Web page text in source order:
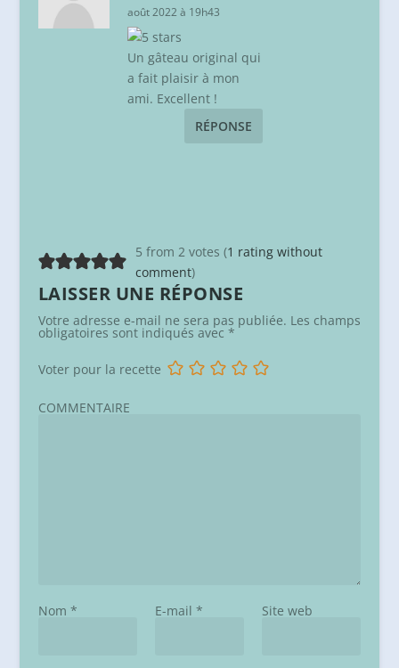
août 2022 à 19h43
Un gâteau original qui
a fait plaisir à mon
ami. Excellent !
RÉPONSE
5 from 2 votes (1 rating without
comment)
LAISSER UNE RÉPONSE
Votre adresse e-mail ne sera pas publiée. Les champs
obligatoires sont indiqués avec *
Voter pour la recette
COMMENTAIRE
Nom * E-mail * Site web